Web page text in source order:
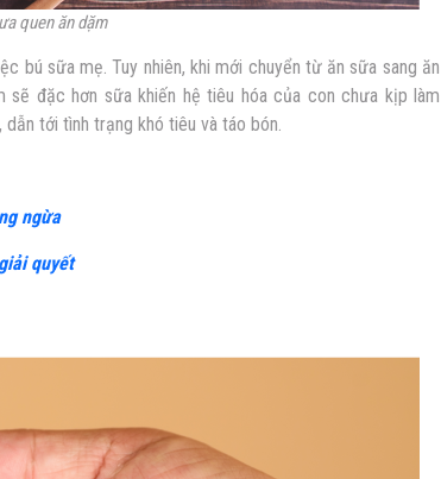
quen ăn dặm
bú sữa mẹ. Tuy nhiên, khi mới chuyển từ ăn sữa sang ăn
đặc hơn sữa khiến hệ tiêu hóa của con chưa kịp làm
tới tình trạng khó tiêu và táo bón.
ngừa
quyết